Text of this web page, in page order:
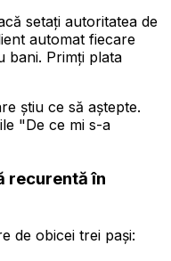
setați autoritatea de
automat fiecare
bani. Primți plata
știu ce să aștepte.
"De ce mi s-a
recurentă în
de obicei trei pași: